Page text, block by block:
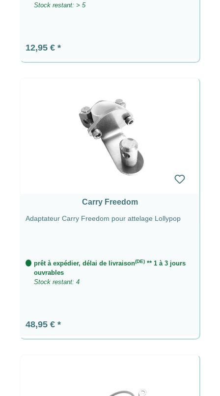
Stock restant: > 5
Prix régulier :
12,95 €
Carry Freedom
Adaptateur Carry Freedom pour attelage Lollypop
prêt à expédier, délai de livraison(DE) ** 1 à 3 jours
ouvrables
Stock restant: 4
Prix régulier :
48,95 €